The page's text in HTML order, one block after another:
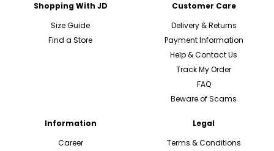
Shopping With JD
Size Guide
Find a Store
Customer Care
Delivery & Returns
Payment Information
Help & Contact Us
Track My Order
FAQ
Beware of Scams
Information
Career
Legal
Terms & Conditions